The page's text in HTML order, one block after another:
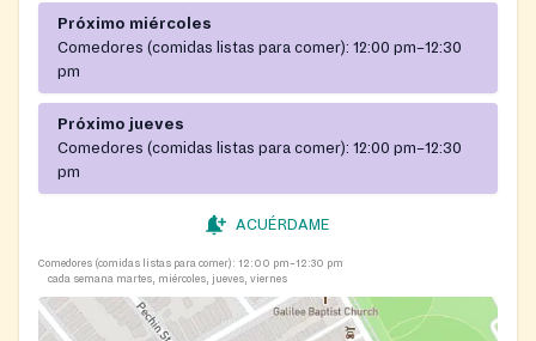
Próximo miércoles
Comedores (comidas listas para comer): 12:00 pm–12:30
pm
Próximo jueves
Comedores (comidas listas para comer): 12:00 pm–12:30
pm
ACUÉRDAME
Comedores (comidas listas para comer): 12:00 pm–12:30 pm
cada semana martes, miércoles, jueves, viernes